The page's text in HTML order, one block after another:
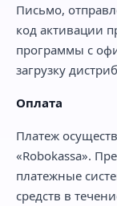
Письмо,
код активации
программы с
загрузку
Оплата
Платеж
«Robokassa».
платежные
средств в